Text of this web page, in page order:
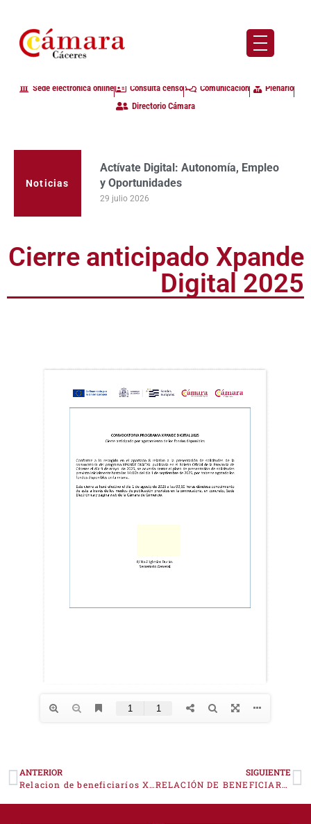
Sede electrónica online Consulta censo Comunicación
Plenario
Directorio Cámara
Noticias
Actívate Digital: Autonomía, Empleo
y Oportunidades
29 julio 2026
Cierre anticipado Xpande
Digital 2025
ANTERIOR
Relacion de beneficiaríos Xpande Digital 2025
SIGUIENTE
RELACIÓN DE BENEFICIARIOS ASIA FRUIT LOGÍSTICA 2025